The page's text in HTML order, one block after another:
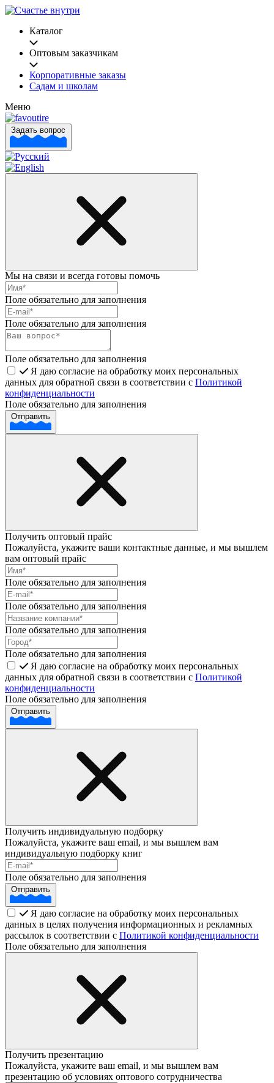
Каталог
Оптовым заказчикам
Корпоративные заказы
Садам и школам
Меню
Задать вопрос
Мы на связи и всегда готовы помочь
Поле обязательно для заполнения
Поле обязательно для заполнения
Поле обязательно для заполнения
Я даю согласие на обработку моих персональных
данных для обратной связи в соответствии с Политикой
конфиденциальности
Поле обязательно для заполнения
Отправить
Получить оптовый прайс
Пожалуйста, укажите ваши контактные данные, и мы вышлем
вам оптовый прайс
Поле обязательно для заполнения
Поле обязательно для заполнения
Поле обязательно для заполнения
Поле обязательно для заполнения
Я даю согласие на обработку моих персональных
данных для обратной связи в соответствии с Политикой
конфиденциальности
Поле обязательно для заполнения
Отправить
Получить индивидуальную подборку
Пожалуйста, укажите ваш email, и мы вышлем вам
индивидуальную подборку книг
Поле обязательно для заполнения
Отправить
Я даю согласие на обработку моих персональных
данных в целях получения информационных и рекламных
рассылок в соответствии с Политикой конфиденциальности
Поле обязательно для заполнения
Получить презентацию
Пожалуйста, укажите ваш email, и мы вышлем вам
презентацию об условиях оптового сотрудничества